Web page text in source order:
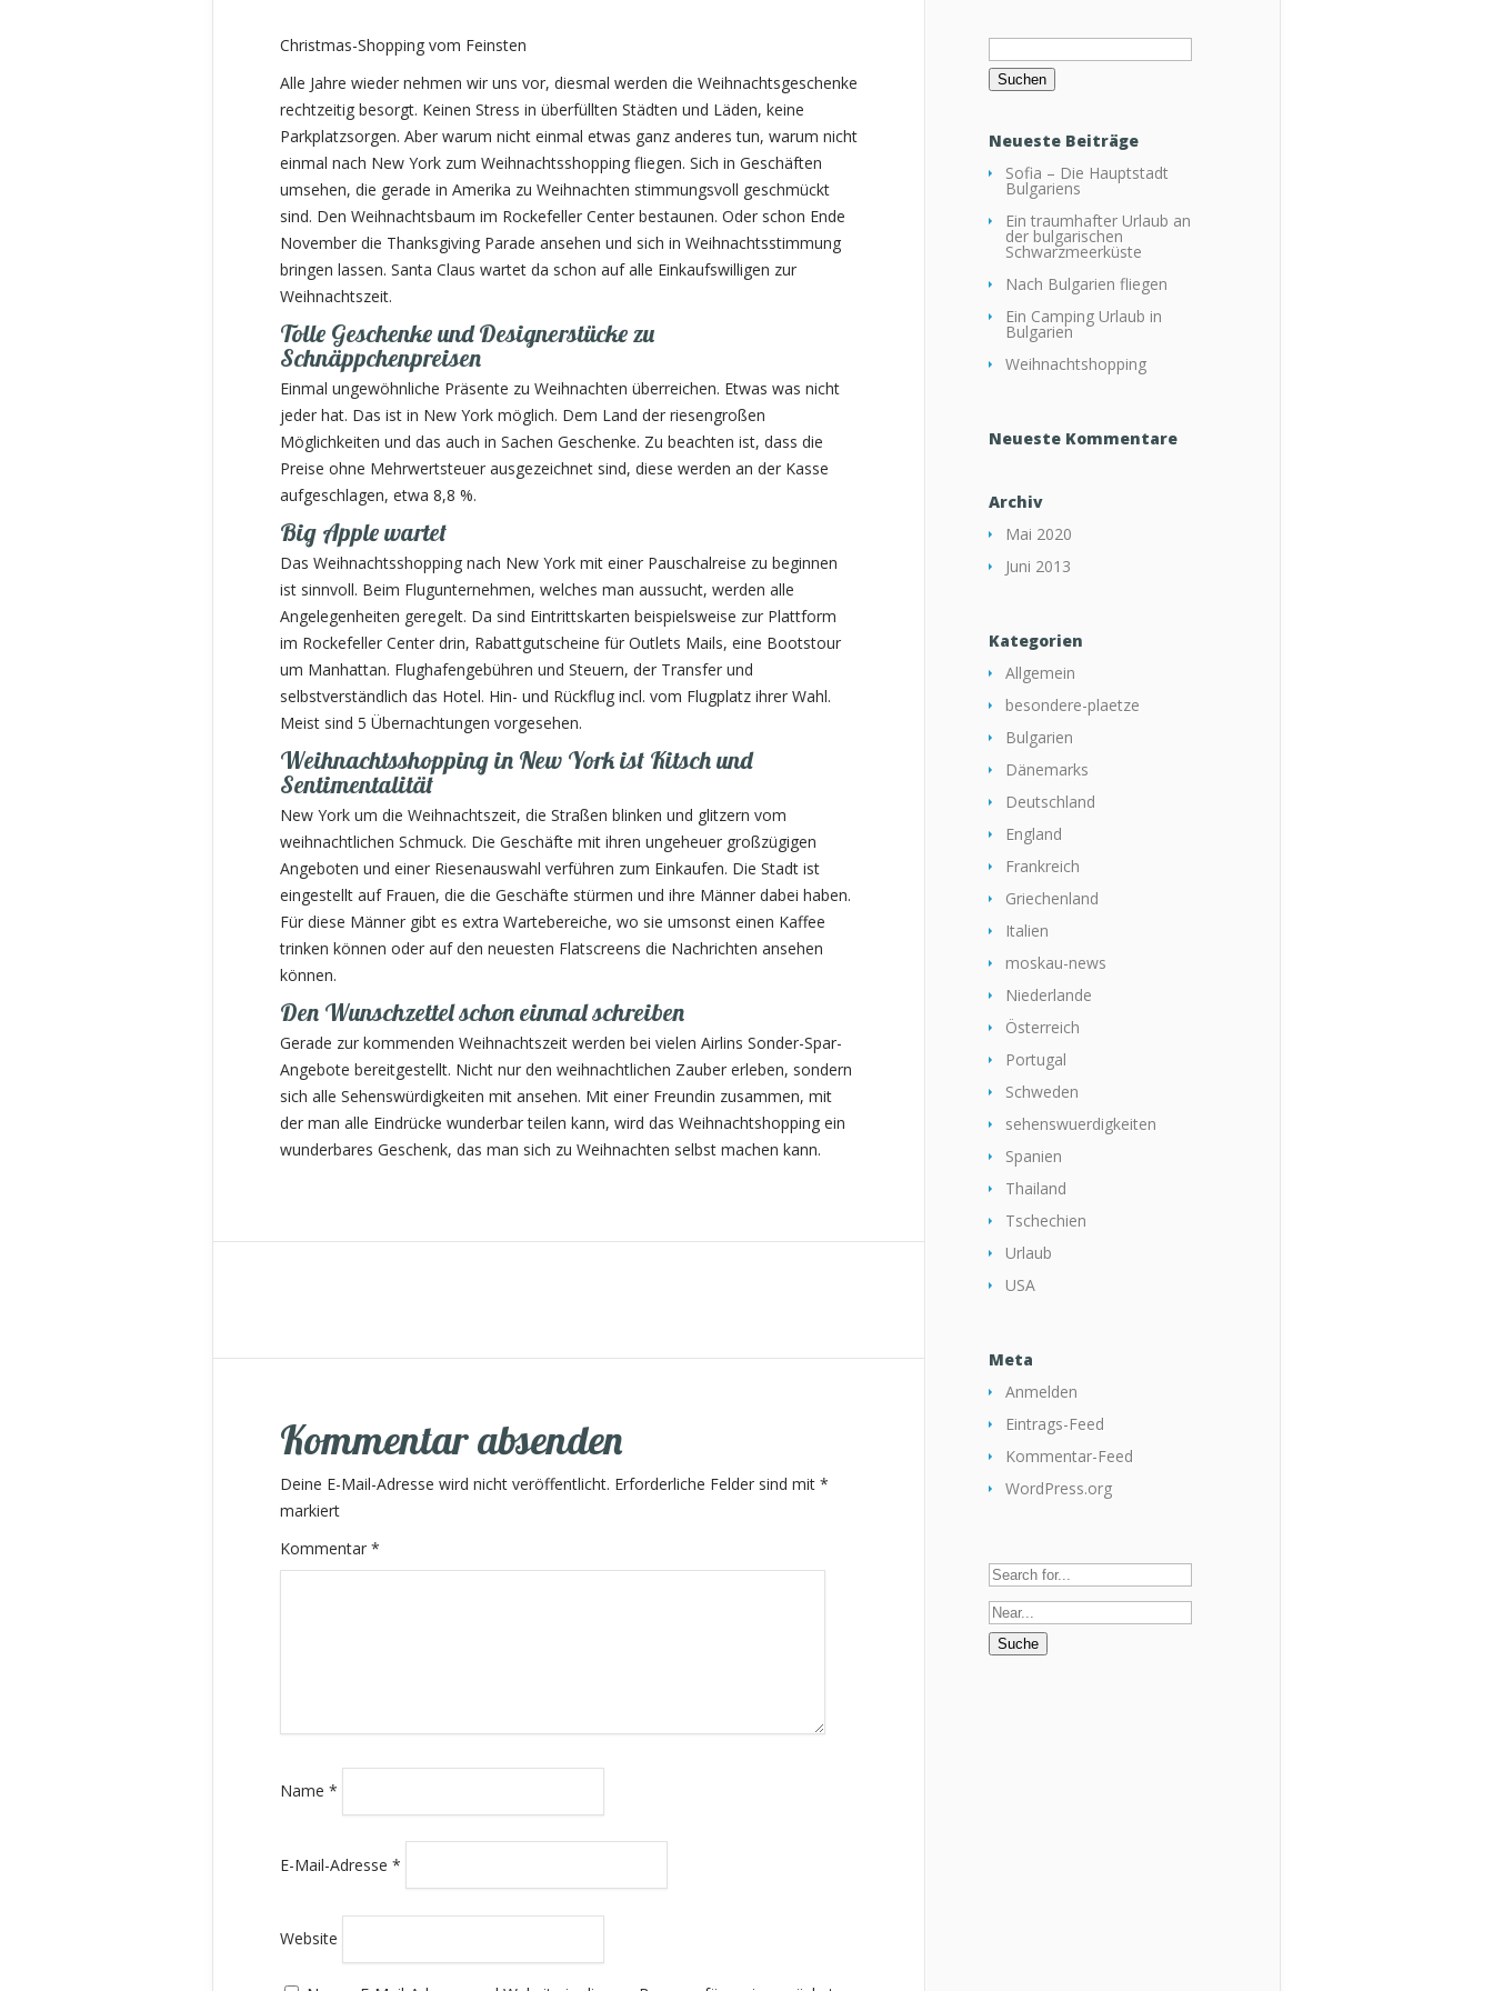
Christmas-Shopping vom Feinsten
Alle Jahre wieder nehmen wir uns vor, diesmal werden die Weihnachtsgeschenke
rechtzeitig besorgt. Keinen Stress in überfüllten Städten und Läden, keine
Parkplatzsorgen. Aber warum nicht einmal etwas ganz anderes tun, warum nicht
einmal nach New York zum Weihnachtsshopping fliegen. Sich in Geschäften
umsehen, die gerade in Amerika zu Weihnachten stimmungsvoll geschmückt
sind. Den Weihnachtsbaum im Rockefeller Center bestaunen. Oder schon Ende
November die Thanksgiving Parade ansehen und sich in Weihnachtsstimmung
bringen lassen. Santa Claus wartet da schon auf alle Einkaufswilligen zur
Weihnachtszeit.
Tolle Geschenke und Designerstücke zu
Schnäppchenpreisen
Einmal ungewöhnliche Präsente zu Weihnachten überreichen. Etwas was nicht
jeder hat. Das ist in New York möglich. Dem Land der riesengroßen
Möglichkeiten und das auch in Sachen Geschenke. Zu beachten ist, dass die
Preise ohne Mehrwertsteuer ausgezeichnet sind, diese werden an der Kasse
aufgeschlagen, etwa 8,8 %.
Big Apple wartet
Das Weihnachtsshopping nach New York mit einer Pauschalreise zu beginnen
ist sinnvoll. Beim Flugunternehmen, welches man aussucht, werden alle
Angelegenheiten geregelt. Da sind Eintrittskarten beispielsweise zur Plattform
im Rockefeller Center drin, Rabattgutscheine für Outlets Mails, eine Bootstour
um Manhattan. Flughafengebühren und Steuern, der Transfer und
selbstverständlich das Hotel. Hin- und Rückflug incl. vom Flugplatz ihrer Wahl.
Meist sind 5 Übernachtungen vorgesehen.
Weihnachtsshopping in New York ist Kitsch und
Sentimentalität
New York um die Weihnachtszeit, die Straßen blinken und glitzern vom
weihnachtlichen Schmuck. Die Geschäfte mit ihren ungeheuer großzügigen
Angeboten und einer Riesenauswahl verführen zum Einkaufen. Die Stadt ist
eingestellt auf Frauen, die die Geschäfte stürmen und ihre Männer dabei haben.
Für diese Männer gibt es extra Wartebereiche, wo sie umsonst einen Kaffee
trinken können oder auf den neuesten Flatscreens die Nachrichten ansehen
können.
Den Wunschzettel schon einmal schreiben
Gerade zur kommenden Weihnachtszeit werden bei vielen Airlins Sonder-Spar-
Angebote bereitgestellt. Nicht nur den weihnachtlichen Zauber erleben, sondern
sich alle Sehenswürdigkeiten mit ansehen. Mit einer Freundin zusammen, mit
der man alle Eindrücke wunderbar teilen kann, wird das Weihnachtshopping ein
wunderbares Geschenk, das man sich zu Weihnachten selbst machen kann.
Kommentar absenden
Deine E-Mail-Adresse wird nicht veröffentlicht. Erforderliche Felder sind mit *
markiert
Kommentar *
Name *
E-Mail-Adresse *
Website
Suchen
Neueste Beiträge
Sofia – Die Hauptstadt
Bulgariens
Ein traumhafter Urlaub an
der bulgarischen
Schwarzmeerküste
Nach Bulgarien fliegen
Ein Camping Urlaub in
Bulgarien
Weihnachtshopping
Neueste Kommentare
Archiv
Mai 2020
Juni 2013
Kategorien
Allgemein
besondere-plaetze
Bulgarien
Dänemarks
Deutschland
England
Frankreich
Griechenland
Italien
moskau-news
Niederlande
Österreich
Portugal
Schweden
sehenswuerdigkeiten
Spanien
Thailand
Tschechien
Urlaub
USA
Meta
Anmelden
Eintrags-Feed
Kommentar-Feed
WordPress.org
Suche